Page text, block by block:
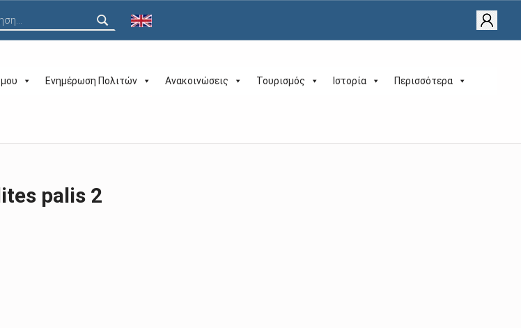
Ενημέρωση Πολιτών Ανακοινώσεις Τουρισμός Ιστορία Περισσότερα
palis 2